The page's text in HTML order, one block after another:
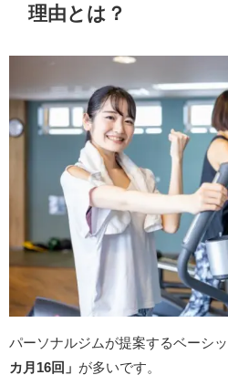
理由とは？
パーソナルジムが提案するベーシ
カ月16回」 が多いです。